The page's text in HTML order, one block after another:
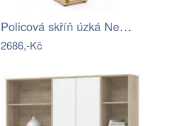
Policová skříň úzká New York SC23-04-LZ
2686,-Kč